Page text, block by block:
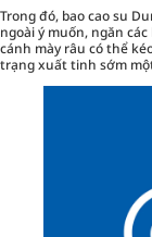
Trong đó, bao cao su
ngoài ý muốn, ngăn
cánh mày râu có thể
trạng xuất tinh sớm